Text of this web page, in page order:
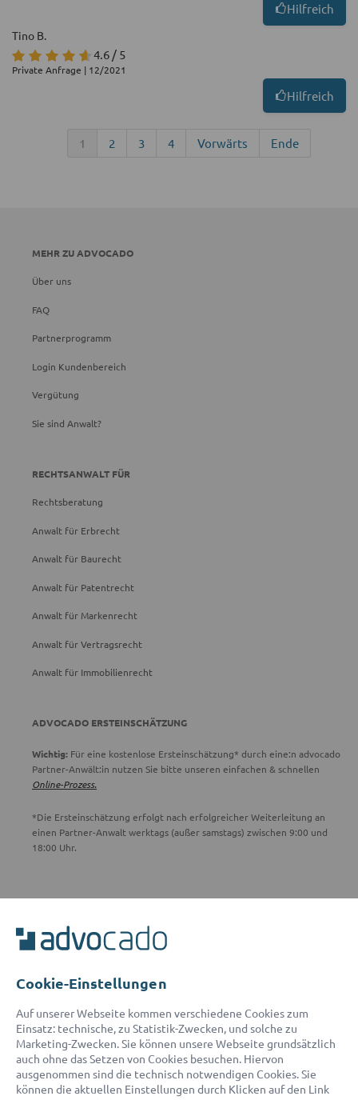
Hilfreich
Tino B.
4.6 / 5
Private Anfrage | 12/2021
Hilfreich
1 2 3 4 Vorwärts Ende
MEHR ZU ADVOCADO
Über uns
FAQ
Partnerprogramm
Login Kundenbereich
Vergütung
Sie sind Anwalt?
RECHTSANWALT FÜR
Rechtsberatung
Anwalt für Erbrecht
Anwalt für Baurecht
Anwalt für Patentrecht
Anwalt für Markenrecht
Anwalt für Vertragsrecht
Anwalt für Immobilienrecht
ADVOCADO ERSTEINSCHÄTZUNG
Wichtig: Für eine kostenlose Ersteinschätzung* durch eine:n advocado
Partner-Anwält:in nutzen Sie bitte unseren einfachen & schnellen
Online-Prozess.
*Die Ersteinschätzung erfolgt nach erfolgreicher Weiterleitung an
einen Partner-Anwalt werktags (außer samstags) zwischen 9:00 und
18:00 Uhr.
Unser Serviceteam ist von 8:00 bis 17:00 Uhr für Sie erreichbar.
E-Mail:
service@advocado.com
© 2026 advocado - einfach online den passenden Rechtsanwalt finden
Cookie-Einstellungen
Auf unserer Webseite kommen verschiedene Cookies zum
Einsatz: technische, zu Statistik-Zwecken, und solche zu
Marketing-Zwecken. Sie können unsere Webseite grundsätzlich
auch ohne das Setzen von Cookies besuchen. Hiervon
ausgenommen sind die technisch notwendigen Cookies. Sie
können die aktuellen Einstellungen durch Klicken auf den Link